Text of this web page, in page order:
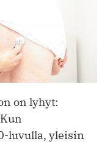
on lyhyt:
luvulla, yleisin